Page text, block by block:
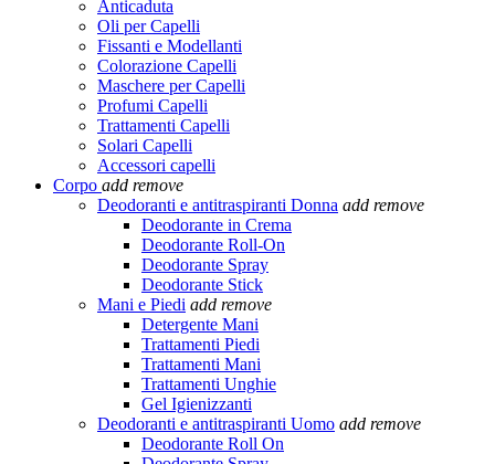
Anticaduta
Oli per Capelli
Fissanti e Modellanti
Colorazione Capelli
Maschere per Capelli
Profumi Capelli
Trattamenti Capelli
Solari Capelli
Accessori capelli
Corpo add remove
Deodoranti e antitraspiranti Donna add remove
Deodorante in Crema
Deodorante Roll-On
Deodorante Spray
Deodorante Stick
Mani e Piedi add remove
Detergente Mani
Trattamenti Piedi
Trattamenti Mani
Trattamenti Unghie
Gel Igienizzanti
Deodoranti e antitraspiranti Uomo add remove
Deodorante Roll On